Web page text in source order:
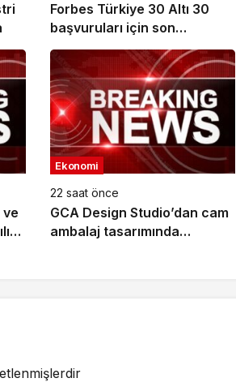
Forbes Türkiye 30 Altı 30
başvuruları için son
dönemece girildi!
ve
Ekonomi
22 saat önce
GCA Design Studio’dan cam
ambalaj tasarımında